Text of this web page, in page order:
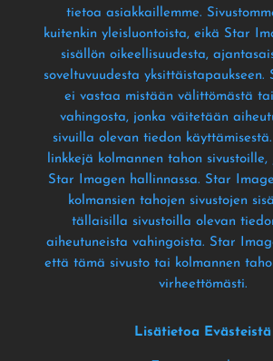
tietoa asiakkaillemme.
kuitenkin yleisluontoista, eikä Star
sisällön oikeellisuudesta,
soveltuvuudesta yksittäistapaukseen.
ei vastaa mistään välittömästä
vahingosta, jonka väitetään
sivuilla olevan tiedon käyttämisestä
linkkejä kolmannen tahon sivustoille,
Star Imagen hallinnassa. Star
kolmansien tahojen sivustojen
tällaisilla sivustoilla olevan
aiheutuneista vahingoista. Star
että tämä sivusto tai kolmannen
virheettömästi.
Lisätietoa Evästeistä